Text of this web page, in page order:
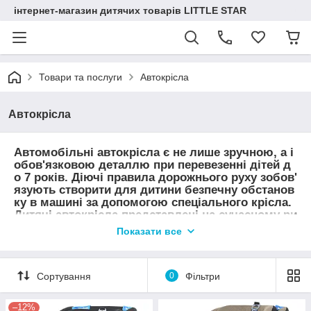
інтернет-магазин дитячих товарів LITTLE STAR
Товари та послуги Автокрісла
Автокрісла
Автомобільні автокрісла є не лише зручною, а і
обов'язковою деталлю при перевезенні дітей д
о 7 років. Діючі правила дорожнього руху зобов'
язують створити для дитини безпечну обстанов
ку в машині за допомогою спеціального крісла.
Дитячі автокрісла представлені на сучасному ри
нку у величезному асортименті, відрізняються п
еталі.
Які бувають дитячі автокрісла
Показати все
Сортування 0 Фільтри
–12%